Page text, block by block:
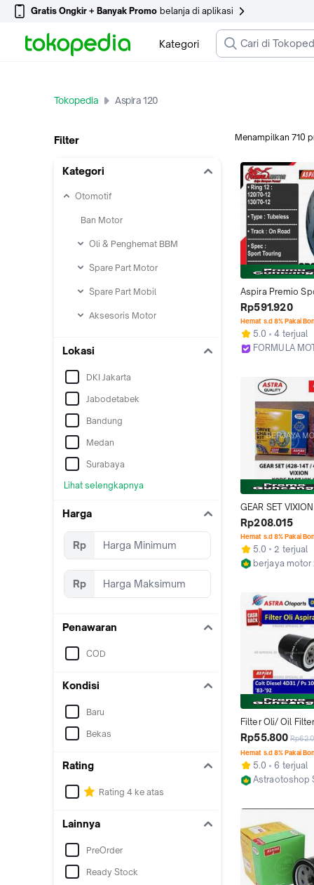
Gratis Ongkir + Banyak Promo belanja di aplikasi
Kategori
Tokopedia Aspira 120
Filter
Kategori
Otomotif
Ban Motor
Oli & Penghemat BBM
Spare Part Motor
Spare Part Mobil
Aksesoris Motor
Lokasi
DKI Jakarta
Jabodetabek
Bandung
Medan
Surabaya
Lihat selengkapnya
Harga
Rp
Rp
Penawaran
COD
Kondisi
Baru
Bekas
Rating
Rating 4 ke atas
Lainnya
PreOrder
Ready Stock
Menampilkan 710
Aspira Premio
Ring 12 Tubeless -
Tubles Motor
120/70-12, 130/70-
Rp591.920
Hemat s.d 8% Pakai
5.0
4 terjual
FORMULA
GEAR SET
428-14T 42T 120
ORIGINAL
Rp208.015
Hemat s.d 8% Pakai
5.0
2 terjual
berjaya motor
Filter Oli/ Oil
COLT DIESEL
100/120 FE '83-'92
Rp55.800
Hemat s.d 8% Pakai
5.0
6 terjual
Astraotoshop